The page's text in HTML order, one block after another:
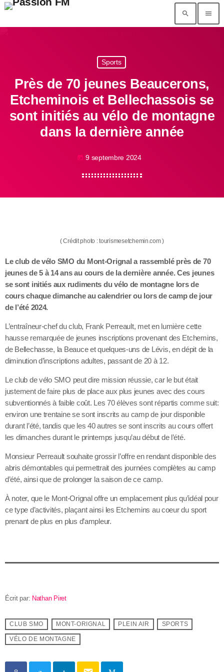
search menu
Sports
Près de 70 jeunes Beaucerons,
Etcheminois et Bellechassois se
sont initiés au vélo de montagne
dans la dernière année
today 9 septembre 2024
( Crédit photo : tourismesetchemin.com )
Le club de vélo SMO du Mont-Orignal a rassemblé près de 70
jeunes de 5 à 14 ans au cours de la dernière année. Ces jeunes
se sont initiés aux rudiments du vélo de montagne lors de
cours chaque dimanche au calendrier ou lors de camp de jour
de l’été 2024.
L’entraîneur-chef du club, Frank Perreault, met en lumière cette
hausse remarquée de jeunes inscriptions provenant des Etchemins,
de Bellechasse, la Beauce et quelques-uns de Lévis, en dépit de la
diminution d’inscriptions adultes, passant de 20 à 12.
Le club de vélo SMO peut dire mission réussie, car le but était
justement de faire plus de place aux plus jeunes avec des cours
subventionnés à faible coût. Les 70 élèves sont répartis comme suit:
environ une trentaine se sont inscrits au camp de jour disponible
durant l’été, tandis que les 40 autres se sont inscrits au cours offert
les dimanches durant le printemps jusqu’au début de l’été.
Monsieur Perreault souhaite grossir l’offre en rendant disponible des
abris démontables qui permettrait des journées complètes au camp
d’été, ainsi que de prolonger la saison de ce camp.
À noter, que le Mont-Orignal offre un emplacement plus qu’idéal pour
ce type d’activités, plaçant ainsi les Etchemins au coeur du sport
prenant de plus en plus d’ampleur.
Écrit par: Nathan Piret
CLUB SMO MONT-ORIGNAL PLEIN AIR SPORTS
VÉLO DE MONTAGNE